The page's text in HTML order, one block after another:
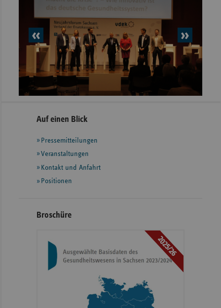
vorheriges
Element
Seitennavigation
Seitenleiste
weiteren
Informationen
Auf einen Blick
Pressemitteilungen
Veranstaltungen
Kontakt und Anfahrt
Positionen
Broschüre
2025/26